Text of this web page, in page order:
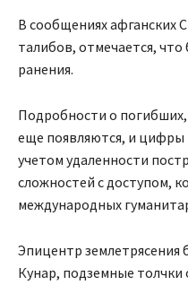
В сообщениях афганских
талибов, отмечается, что
ранения.
Подробности о
еще появляются, и цифры
учетом удаленности
сложностей с доступом,
международных
Эпицентр
Кунар, подземные